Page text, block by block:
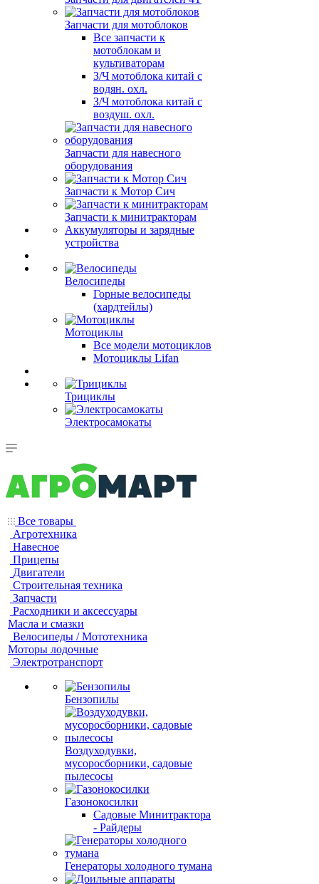
Запчасти для мотоблоков
Все запчасти к
мотоблокам и
культиваторам
З/Ч мотоблока китай с
водян. охл.
З/Ч мотоблока китай с
воздуш. охл.
Запчасти для навесного
оборудования
Запчасти к Мотор Сич
Запчасти к минитракторам
Аккумуляторы и зарядные
устройства
Велосипеды
Горные велосипеды
(хардтейлы)
Мотоциклы
Все модели мотоциклов
Мотоциклы Lifan
Трициклы
Электросамокаты
Все товары
Агротехника
Навесное
Прицепы
Двигатели
Строительная техника
Запчасти
Расходники и аксессуары
Масла и смазки
Велосипеды / Мототехника
Моторы лодочные
Электротранспорт
Бензопилы
Воздуходувки,
мусоросборники, cадовые
пылесосы
Газонокосилки
Садовые Минитрактора
- Райдеры
Генераторы холодного тумана